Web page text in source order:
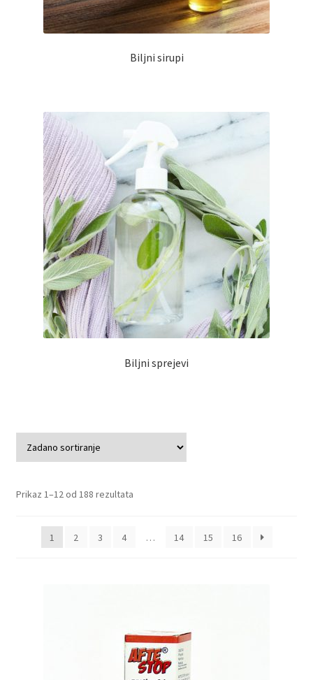
Biljni sirupi
Biljni sprejevi
Prikaz 1–12 od 188 rezultata
1 2 3 4 … 14 15 16